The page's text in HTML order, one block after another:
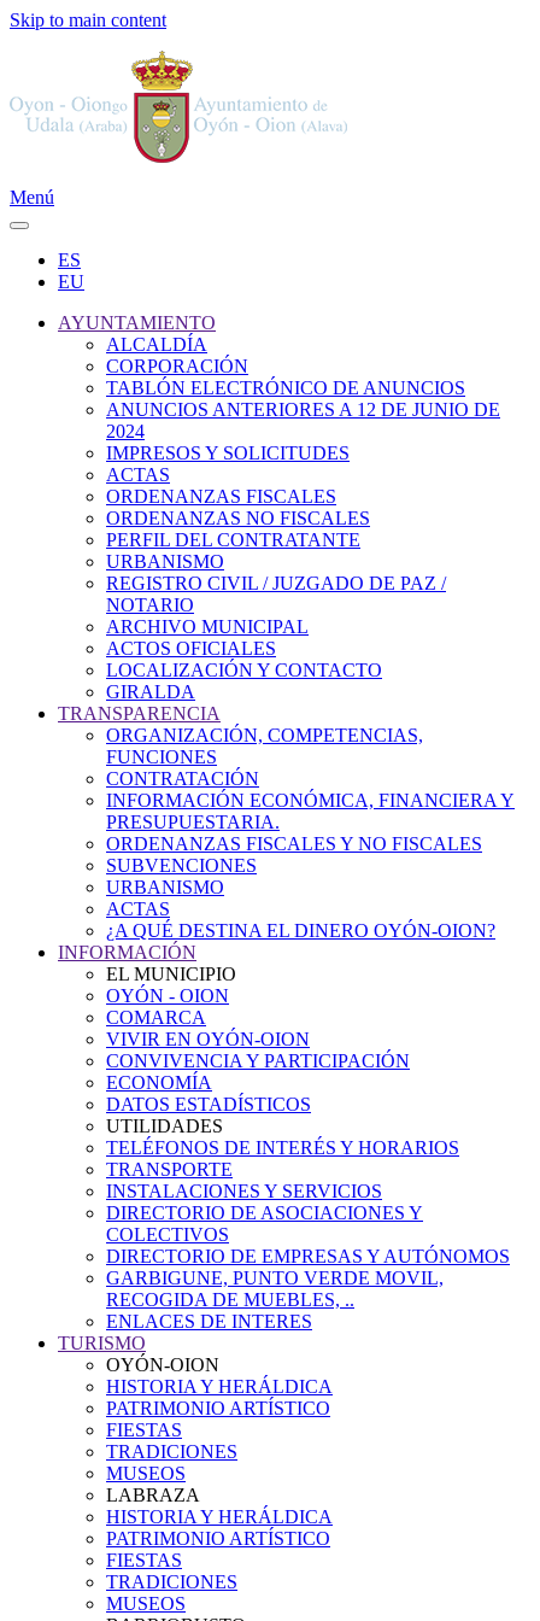
Skip to main content
Menú
ES
EU
AYUNTAMIENTO
ALCALDÍA
CORPORACIÓN
TABLÓN ELECTRÓNICO DE ANUNCIOS
ANUNCIOS ANTERIORES A 12 DE JUNIO DE
2024
IMPRESOS Y SOLICITUDES
ACTAS
ORDENANZAS FISCALES
ORDENANZAS NO FISCALES
PERFIL DEL CONTRATANTE
URBANISMO
REGISTRO CIVIL / JUZGADO DE PAZ /
NOTARIO
ARCHIVO MUNICIPAL
ACTOS OFICIALES
LOCALIZACIÓN Y CONTACTO
GIRALDA
TRANSPARENCIA
ORGANIZACIÓN, COMPETENCIAS,
FUNCIONES
CONTRATACIÓN
INFORMACIÓN ECONÓMICA, FINANCIERA Y
PRESUPUESTARIA.
ORDENANZAS FISCALES Y NO FISCALES
SUBVENCIONES
URBANISMO
ACTAS
¿A QUÉ DESTINA EL DINERO OYÓN-OION?
INFORMACIÓN
EL MUNICIPIO
OYÓN - OION
COMARCA
VIVIR EN OYÓN-OION
CONVIVENCIA Y PARTICIPACIÓN
ECONOMÍA
DATOS ESTADÍSTICOS
UTILIDADES
TELÉFONOS DE INTERÉS Y HORARIOS
TRANSPORTE
INSTALACIONES Y SERVICIOS
DIRECTORIO DE ASOCIACIONES Y
COLECTIVOS
DIRECTORIO DE EMPRESAS Y AUTÓNOMOS
GARBIGUNE, PUNTO VERDE MOVIL,
RECOGIDA DE MUEBLES, ..
ENLACES DE INTERES
TURISMO
OYÓN-OION
HISTORIA Y HERÁLDICA
PATRIMONIO ARTÍSTICO
FIESTAS
TRADICIONES
MUSEOS
LABRAZA
HISTORIA Y HERÁLDICA
PATRIMONIO ARTÍSTICO
FIESTAS
TRADICIONES
MUSEOS